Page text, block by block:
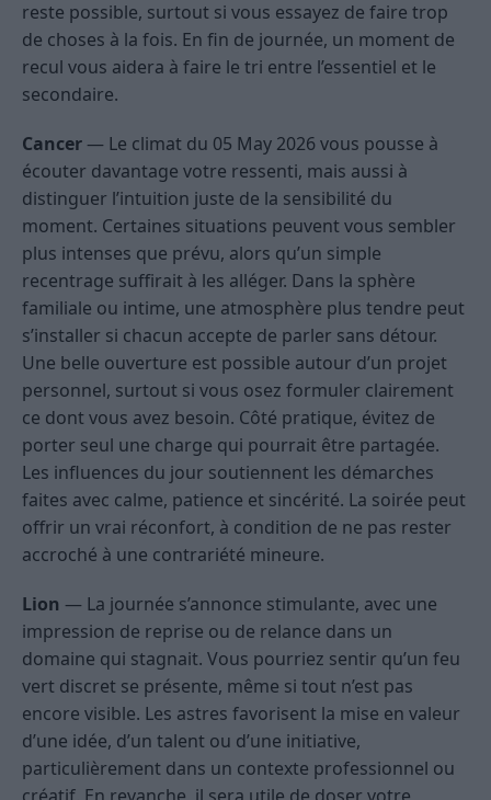
reste possible, surtout si vous essayez de faire trop
de choses à la fois. En fin de journée, un moment de
recul vous aidera à faire le tri entre l’essentiel et le
secondaire.
Cancer — Le climat du 05 May 2026 vous pousse à
écouter davantage votre ressenti, mais aussi à
distinguer l’intuition juste de la sensibilité du
moment. Certaines situations peuvent vous sembler
plus intenses que prévu, alors qu’un simple
recentrage suffirait à les alléger. Dans la sphère
familiale ou intime, une atmosphère plus tendre peut
s’installer si chacun accepte de parler sans détour.
Une belle ouverture est possible autour d’un projet
personnel, surtout si vous osez formuler clairement
ce dont vous avez besoin. Côté pratique, évitez de
porter seul une charge qui pourrait être partagée.
Les influences du jour soutiennent les démarches
faites avec calme, patience et sincérité. La soirée peut
offrir un vrai réconfort, à condition de ne pas rester
accroché à une contrariété mineure.
Lion — La journée s’annonce stimulante, avec une
impression de reprise ou de relance dans un
domaine qui stagnait. Vous pourriez sentir qu’un feu
vert discret se présente, même si tout n’est pas
encore visible. Les astres favorisent la mise en valeur
d’une idée, d’un talent ou d’une initiative,
particulièrement dans un contexte professionnel ou